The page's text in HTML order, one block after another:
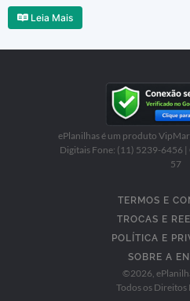
Leia Mais
ePlanilhas é um produto
Digitais Fone: (11) 5239-6456
57
TERMOS E
TROCAS E
POLÍTICA E
SOBRE A
©2026 ,
Todos os Direitos